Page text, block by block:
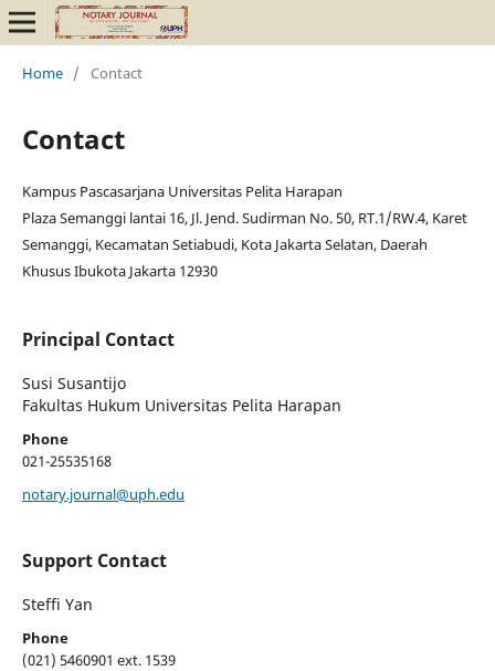
Home / Contact
Contact
Kampus Pascasarjana Universitas Pelita Harapan
Plaza Semanggi lantai 16, Jl. Jend. Sudirman No. 50, RT.1/RW.4, Karet
Semanggi, Kecamatan Setiabudi, Kota Jakarta Selatan, Daerah
Khusus Ibukota Jakarta 12930
Principal Contact
Susi Susantijo
Fakultas Hukum Universitas Pelita Harapan
Phone
021-25535168
notary.journal@uph.edu
Support Contact
Steffi Yan
Phone
(021) 5460901 ext. 1539